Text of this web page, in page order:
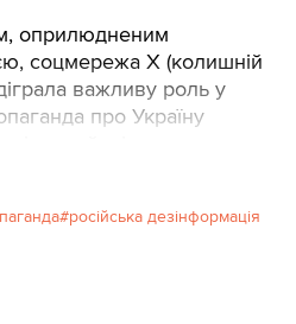
оприлюдненим
соцмережа X (колишній
важливу роль у
про Україну
російська дезінформація